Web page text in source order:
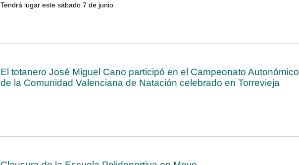
Tendrá lugar este sábado 7 de junio
El totanero José Miguel Cano participó en el Campeonato Autonómico
de la Comunidad Valenciana de Natación celebrado en Torrevieja